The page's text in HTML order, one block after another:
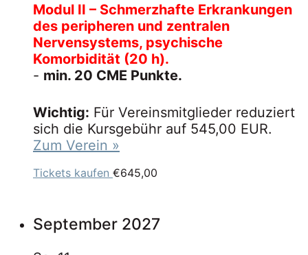
Modul II – Schmerzhafte Erkrankungen
des peripheren und zentralen
Nervensystems, psychische
Komorbidität (20 h).
- min. 20 CME Punkte.
Wichtig: Für Vereinsmitglieder reduziert
sich die Kursgebühr auf 545,00 EUR.
Zum Verein »
Tickets kaufen €645,00
September 2027